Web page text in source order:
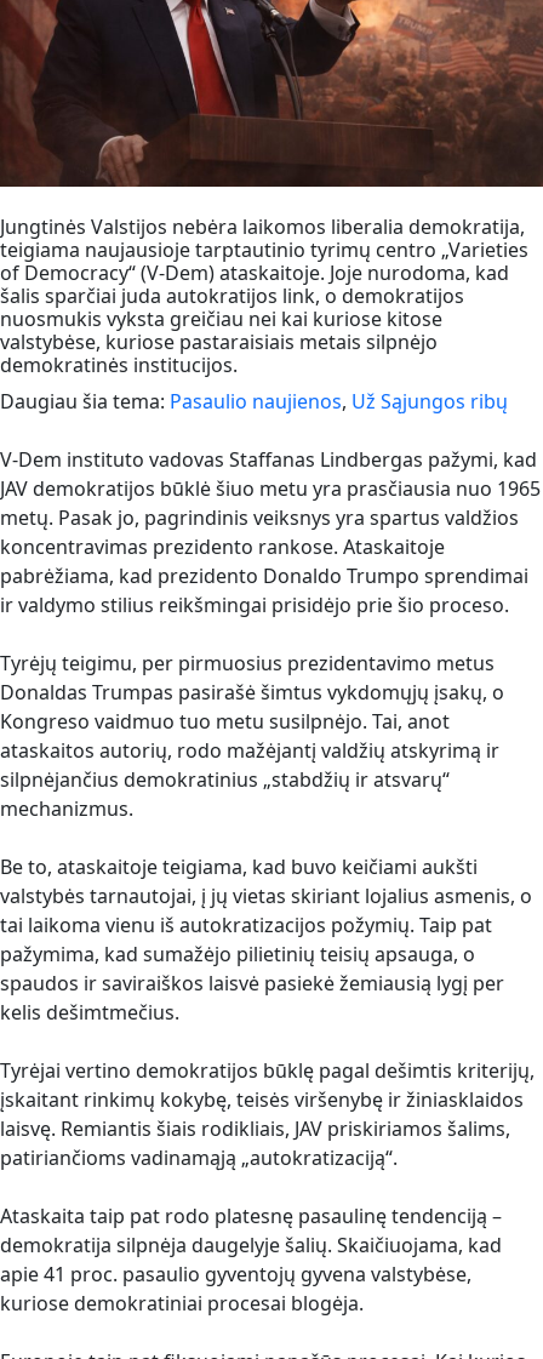
Jungtinės Valstijos nebėra laikomos liberalia demokratija,
teigiama naujausioje tarptautinio tyrimų centro „Varieties
of Democracy“ (V-Dem) ataskaitoje. Joje nurodoma, kad
šalis sparčiai juda autokratijos link, o demokratijos
nuosmukis vyksta greičiau nei kai kuriose kitose
valstybėse, kuriose pastaraisiais metais silpnėjo
demokratinės institucijos.
Daugiau šia tema: Pasaulio naujienos, Už Sąjungos ribų
V-Dem instituto vadovas Staffanas Lindbergas pažymi, kad
JAV demokratijos būklė šiuo metu yra prasčiausia nuo 1965
metų. Pasak jo, pagrindinis veiksnys yra spartus valdžios
koncentravimas prezidento rankose. Ataskaitoje
pabrėžiama, kad prezidento Donaldo Trumpo sprendimai
ir valdymo stilius reikšmingai prisidėjo prie šio proceso.
Tyrėjų teigimu, per pirmuosius prezidentavimo metus
Donaldas Trumpas pasirašė šimtus vykdomųjų įsakų, o
Kongreso vaidmuo tuo metu susilpnėjo. Tai, anot
ataskaitos autorių, rodo mažėjantį valdžių atskyrimą ir
silpnėjančius demokratinius „stabdžių ir atsvarų“
mechanizmus.
Be to, ataskaitoje teigiama, kad buvo keičiami aukšti
valstybės tarnautojai, į jų vietas skiriant lojalius asmenis, o
tai laikoma vienu iš autokratizacijos požymių. Taip pat
pažymima, kad sumažėjo pilietinių teisių apsauga, o
spaudos ir saviraiškos laisvė pasiekė žemiausią lygį per
kelis dešimtmečius.
Tyrėjai vertino demokratijos būklę pagal dešimtis kriterijų,
įskaitant rinkimų kokybę, teisės viršenybę ir žiniasklaidos
laisvę. Remiantis šiais rodikliais, JAV priskiriamos šalims,
patiriančioms vadinamąją „autokratizaciją“.
Ataskaita taip pat rodo platesnę pasaulinę tendenciją –
demokratija silpnėja daugelyje šalių. Skaičiuojama, kad
apie 41 proc. pasaulio gyventojų gyvena valstybėse,
kuriose demokratiniai procesai blogėja.